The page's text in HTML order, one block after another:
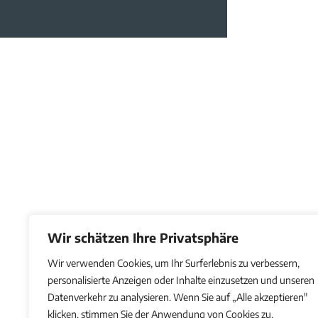
Wir schätzen Ihre Privatsphäre
Wir verwenden Cookies, um Ihr Surferlebnis zu verbessern,
personalisierte Anzeigen oder Inhalte einzusetzen und unseren
Datenverkehr zu analysieren. Wenn Sie auf „Alle akzeptieren"
klicken, stimmen Sie der Anwendung von Cookies zu.